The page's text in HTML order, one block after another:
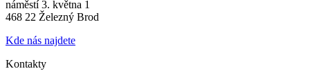
náměstí 3. května 1
468 22 Železný Brod
Kde nás najdete
Kontakty